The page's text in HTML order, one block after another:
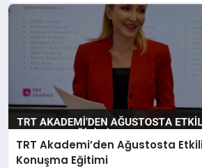
TRT Akademi’den Ağustosta
Konuşma Eğitimi